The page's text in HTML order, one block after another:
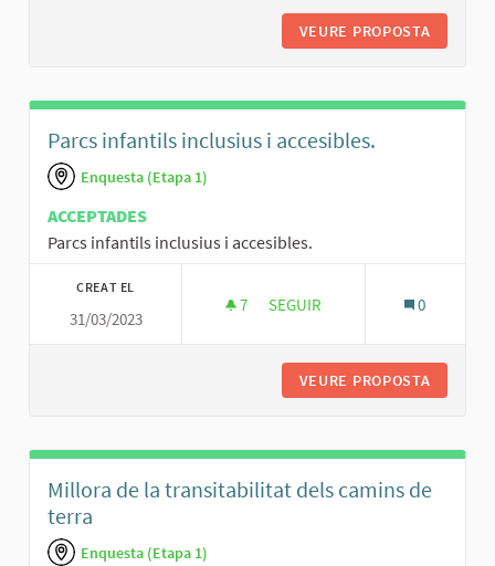
VEURE PROPOSTA
Parcs infantils inclusius i accesibles.
Enquesta (Etapa 1)
ACCEPTADES
Parcs infantils inclusius i accesibles.
CREAT EL
31/03/2023
7 7 SEGUIDORES
SEGUIR 0
VEURE PROPOSTA
Millora de la transitabilitat dels camins de
terra
Enquesta (Etapa 1)